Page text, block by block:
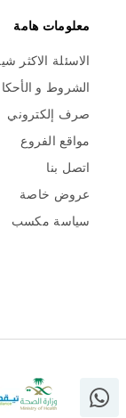
معلومات هامة
الاسئلة الاكثر
الشروط و
صرف إلكتروني
مواقع الفروع
اتصل بنا
عروض خاصة
سياسة مكسب